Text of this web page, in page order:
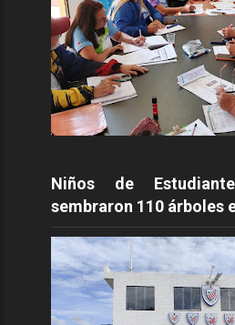
Niños de
sembraron 110 árboles